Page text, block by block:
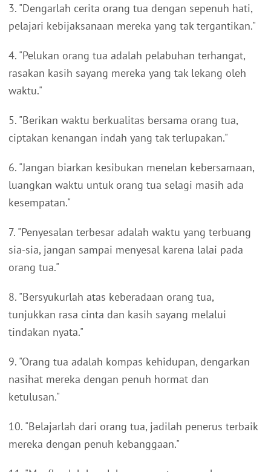
3. "Dengarlah cerita orang tua dengan sepenuh hati,
pelajari kebijaksanaan mereka yang tak tergantikan."
4. "Pelukan orang tua adalah pelabuhan terhangat,
rasakan kasih sayang mereka yang tak lekang oleh
waktu."
5. "Berikan waktu berkualitas bersama orang tua,
ciptakan kenangan indah yang tak terlupakan."
6. "Jangan biarkan kesibukan menelan kebersamaan,
luangkan waktu untuk orang tua selagi masih ada
kesempatan."
7. "Penyesalan terbesar adalah waktu yang terbuang
sia-sia, jangan sampai menyesal karena lalai pada
orang tua."
8. "Bersyukurlah atas keberadaan orang tua,
tunjukkan rasa cinta dan kasih sayang melalui
tindakan nyata."
9. "Orang tua adalah kompas kehidupan, dengarkan
nasihat mereka dengan penuh hormat dan
ketulusan."
10. "Belajarlah dari orang tua, jadilah penerus terbaik
mereka dengan penuh kebanggaan."